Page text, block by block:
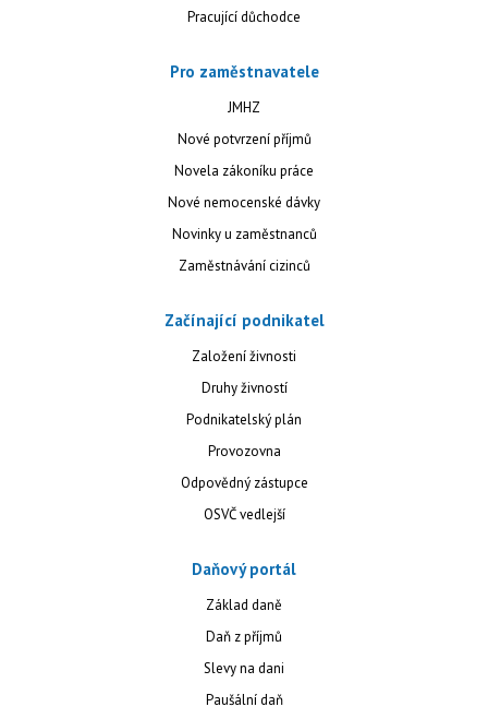
Pracující důchodce
Pro zaměstnavatele
JMHZ
Nové potvrzení příjmů
Novela zákoníku práce
Nové nemocenské dávky
Novinky u zaměstnanců
Zaměstnávání cizinců
Začínající podnikatel
Založení živnosti
Druhy živností
Podnikatelský plán
Provozovna
Odpovědný zástupce
OSVČ vedlejší
Daňový portál
Základ daně
Daň z příjmů
Slevy na dani
Paušální daň